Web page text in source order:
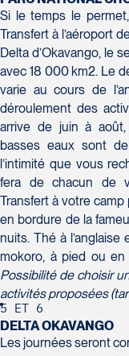
Si le temps le
Transfert à l’aéroport
Delta d’Okavango, le
avec 18 000 km2. Le
varie au cours de
déroulement des
arrive de juin à
basses eaux sont
l’intimité que vous
fera de chacun de
Transfert à votre
en bordure de la
nuits. Thé à
mokoro, à pied ou
Possibilité de choisir
activités proposées
5 ET 6
DELTA OKAVANGO
Les journées seront
Voyages Nouveau-
420 Boulevard
Joliette
J6E 3E1
450-755-5557 /
Voyages Terre et
1460 Chemin Gascon
Terrebonne
J6X 2Z5
Tél :450-964-3574
Voyages des
939 Boulevard
Mont-Laurier
J9L 3J1
Tél :819-623-2511 /
Tél :450-688-6211 /
Club Voyages
1001 Boulevard de
Boucherville
J4B 6P5
Tél :
450-655-1855 /
Club Voyages
686 rue Principale
Granby
J2G 2Y4
Tél :450-372-4444
La Forfaiterie
5401 Boulevard Des
(porte H)
Québec
G2K 1N4
Tél :418-652-2400 /
Le Voyagiste de
3229 Chemin des
Suite 120QuébecG1W
Tél :418-977-4080 /